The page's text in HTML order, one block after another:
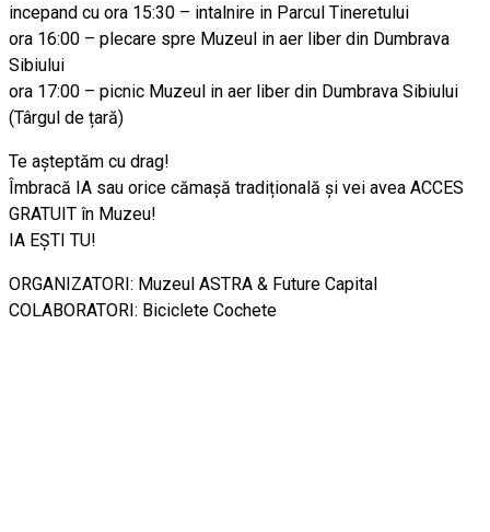
incepand cu ora 15:30 – intalnire in Parcul Tineretului
ora 16:00 – plecare spre Muzeul in aer liber din Dumbrava
Sibiului
ora 17:00 – picnic Muzeul in aer liber din Dumbrava Sibiului
(Târgul de țară)
Te așteptăm cu drag!
Îmbracă IA sau orice cămașă tradițională și vei avea ACCES
GRATUIT în Muzeu!
IA EȘTI TU!
ORGANIZATORI: Muzeul ASTRA & Future Capital
COLABORATORI: Biciclete Cochete